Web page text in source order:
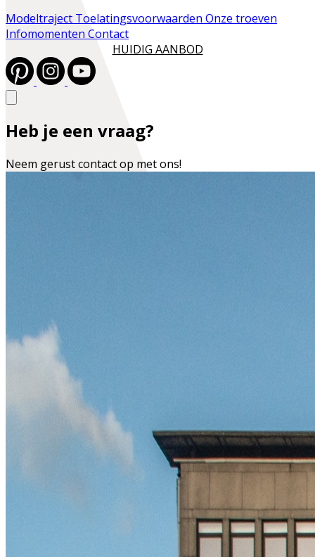
Modeltraject Toelatingsvoorwaarden Onze troeven
Infomomenten Contact
HUIDIG AANBOD
Heb je een vraag?
Neem gerust contact op met ons!